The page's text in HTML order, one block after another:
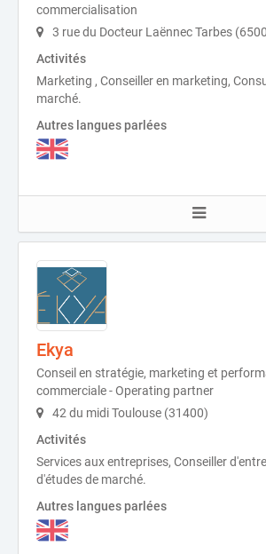
commercialisation
3 rue du Docteur Laënnec Tarbes
Activités
Marketing , Conseiller en marketing,
marché.
Autres langues parlées
Ekya
Conseil en stratégie, marketing et
commerciale - Operating partner
42 du midi Toulouse (31400)
Activités
Services aux entreprises, Conseiller
d'études de marché.
Autres langues parlées